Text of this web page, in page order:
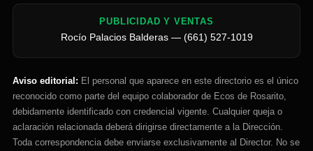
PUBLICIDAD Y VENTAS
Rocío Palacios Balderas — (661) 527-1019
Aviso editorial: El personal que aparece en este directorio es el único
reconocido como parte del equipo colaborador de Ecos de Rosarito,
debidamente identificado con credencial vigente. Cualquier queja o
aclaración relacionada deberá dirigirse directamente a la Dirección.
Toda correspondencia debe enviarse exclusivamente al Director. No se